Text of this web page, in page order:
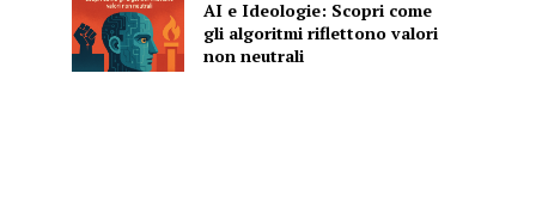
AI e Ideologie: Scopri come
gli algoritmi riflettono valori
non neutrali